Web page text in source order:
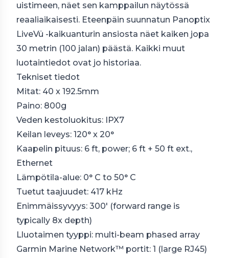
uistimeen, näet sen kamppailun näytössä
reaaliaikaisesti. Eteenpäin suunnatun Panoptix
LiveVü -kaikuanturin ansiosta näet kaiken jopa
30 metrin (100 jalan) päästä. Kaikki muut
luotaintiedot ovat jo historiaa.
Tekniset tiedot
Mitat: 40 x 192.5mm
Paino: 800g
Veden kestoluokitus: IPX7
Keilan leveys: 120° x 20°
Kaapelin pituus: 6 ft, power; 6 ft + 50 ft ext.,
Ethernet
Lämpötila-alue: 0° C to 50° C
Tuetut taajuudet: 417 kHz
Enimmäissyvyys: 300' (forward range is
typically 8x depth)
Lluotaimen tyyppi: multi-beam phased array
Garmin Marine Network™ portit: 1 (large RJ45)